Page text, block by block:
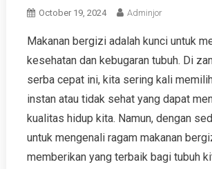
October 19, 2024 Adminjor
Makanan bergizi adalah kunci untuk
kesehatan dan kebugaran tubuh. Di
serba cepat ini, kita sering kali
instan atau tidak sehat yang dapat
kualitas hidup kita. Namun, dengan
untuk mengenali ragam makanan
memberikan yang terbaik bagi tubuh